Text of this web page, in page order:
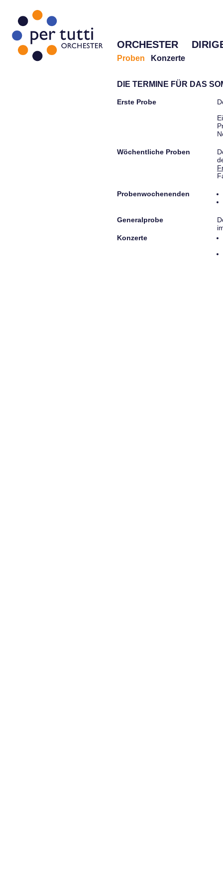
ORCHESTER
Proben Konzerte
DIE TERMINE FÜR DAS
Erste Probe
Wöchentliche Proben
Probenwochenenden
Generalprobe
Konzerte